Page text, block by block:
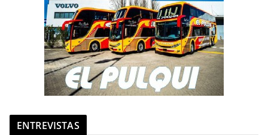
ENTREVISTAS